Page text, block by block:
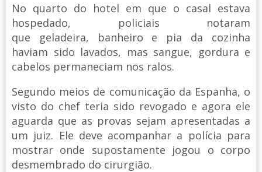
No quarto do hotel em que o casal estava
hospedado, policiais notaram
que geladeira, banheiro e pia da cozinha
haviam sido lavados, mas sangue, gordura e
cabelos permaneciam nos ralos.
Segundo meios de comunicação da Espanha, o
visto do chef teria sido revogado e agora ele
aguarda que as provas sejam apresentadas a
um juiz. Ele deve acompanhar a polícia para
mostrar onde supostamente jogou o corpo
desmembrado do cirurgião.